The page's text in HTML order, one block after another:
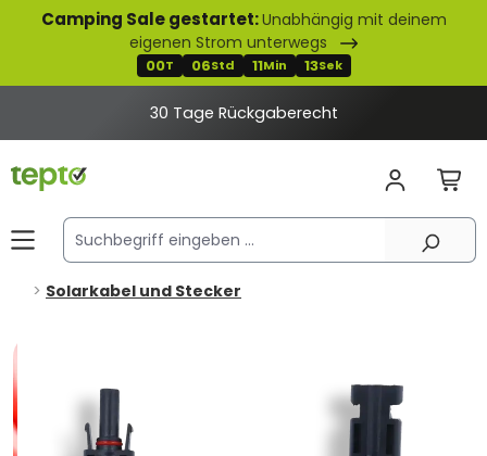
springen
Camping Sale gestartet:Unabhängig mit deinem
eigenen Strom unterwegs
00T 06Std 11Min 12Sek
30 Tage Rückgaberecht
Solarkabel und Stecker
Bildergalerie überspringen